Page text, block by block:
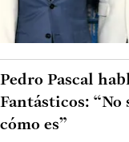
Pedro Pascal
Fantásticos:
cómo es”